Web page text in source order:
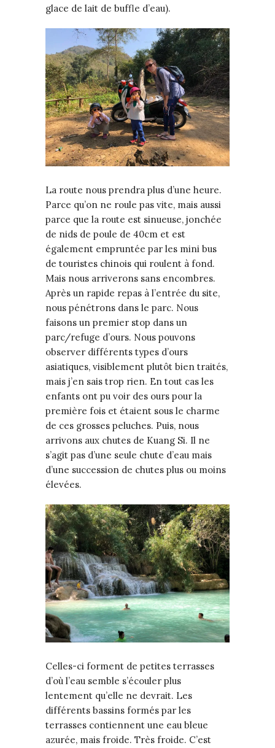
glace de lait de buffle d’eau).
La route nous prendra plus d’une heure.
Parce qu’on ne roule pas vite, mais aussi
parce que la route est sinueuse, jonchée
de nids de poule de 40cm et est
également empruntée par les mini bus
de touristes chinois qui roulent à fond.
Mais nous arriverons sans encombres.
Après un rapide repas à l’entrée du site,
nous pénétrons dans le parc. Nous
faisons un premier stop dans un
parc/refuge d’ours. Nous pouvons
observer différents types d’ours
asiatiques, visiblement plutôt bien traités,
mais j’en sais trop rien. En tout cas les
enfants ont pu voir des ours pour la
première fois et étaient sous le charme
de ces grosses peluches. Puis, nous
arrivons aux chutes de Kuang Si. Il ne
s’agit pas d’une seule chute d’eau mais
d’une succession de chutes plus ou moins
élevées.
Celles-ci forment de petites terrasses
d’où l’eau semble s’écouler plus
lentement qu’elle ne devrait. Les
différents bassins formés par les
terrasses contiennent une eau bleue
azurée, mais froide. Très froide. C’est